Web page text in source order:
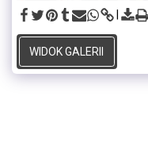
WIDOK GALERII